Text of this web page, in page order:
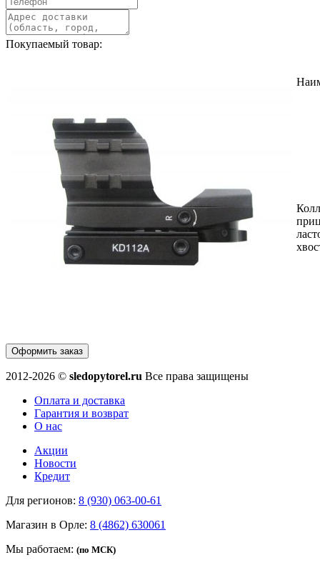
Покупаемый товар:
Оформить заказ
2012-2026 © sledopytorel.ru Все права защищены
Оплата и доставка
Гарантия и возврат
О нас
Акции
Новости
Кредит
Для регионов: 8 (930) 063-00-61
Магазин в Орле: 8 (4862) 630061
Мы работаем: (по МСК)